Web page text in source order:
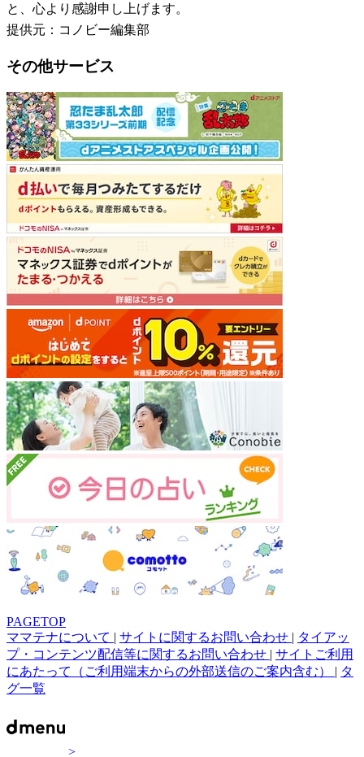
と、心より感謝申し上げます。
提供元：コノビー編集部
その他サービス
PAGETOP
ママテナについて | サイトに関するお問い合わせ | タイアッ
プ・コンテンツ配信等に関するお問い合わせ | サイトご利用
にあたって（ご利用端末からの外部送信のご案内含む） | タ
グ一覧
>